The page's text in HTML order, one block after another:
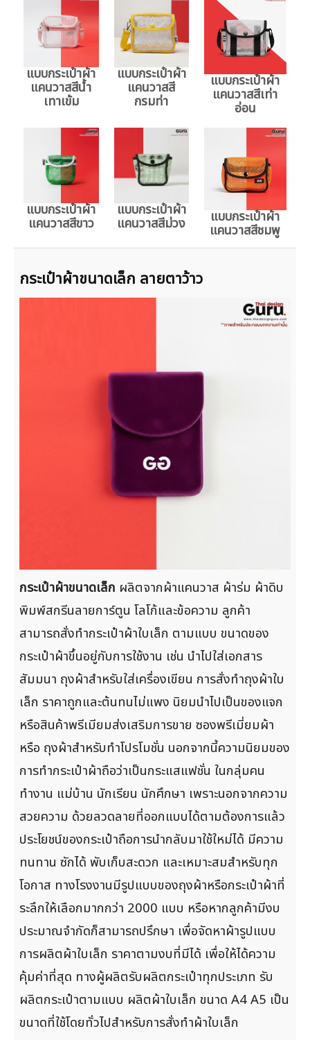
แบบกระเป๋าผ้า
แคนวาสสีน้ำ
เทาเข้ม
แบบกระเป๋าผ้า
แคนวาสสี
กรมท่า
แบบกระเป๋าผ้า
แคนวาสสีเท่า
อ่อน
แบบกระเป๋าผ้า
แคนวาสสีขาว
แบบกระเป๋าผ้า
แคนวาสสีม่วง แบบกระเป๋าผ้า
แคนวาสสีชมพู
กระเป๋าผ้าขนาดเล็ก ลายตาว้าว
กระเป๋าผ้าขนาดเล็ก ผลิตจากผ้าแคนวาส ผ้าร่ม ผ้าดิบ
พิมพ์สกรีนลายการ์ตูน โลโก้และข้อความ ลูกค้า
สามารถสั่งทำกระเป๋าผ้าใบเล็ก ตามแบบ ขนาดของ
กระเป๋าผ้าขึ้นอยู่กับการใช้งาน เช่น นำไปใส่เอกสาร
สัมมนา ถุงผ้าสำหรับใส่เครื่องเขียน การสั่งทำถุงผ้าใบ
เล็ก ราคาถูกและต้นทนไม่แพง นิยมนำไปเป็นของแจก
หรือสินค้าพรีเมียมส่งเสริมการขาย ซองพรีเมี่ยมผ้า
หรือ ถุงผ้าสำหรับทำโปรโมชั่น นอกจากนี้ความนิยมของ
การทำกระเป๋าผ้าถือว่าเป็นกระแสแฟชั่น ในกลุ่มคน
ทำงาน แม่บ้าน นักเรียน นักศึกษา เพราะนอกจากความ
สวยความ ด้วยลวดลายที่ออกแบบได้ตามต้องการแล้ว
ประโยชน์ของกระเป๋าถือการนำกลับมาใช้ใหม่ได้ มีความ
ทนทาน ซักได้ พับเก็บสะดวก และเหมาะสมสำหรับทุก
โอกาส ทางโรงงานมีรูปแบบของถุงผ้าหรือกระเป๋าผ้าที่
ระลึกให้เลือกมากกว่า 2000 แบบ หรือหากลูกค้ามีงบ
ประมาณจำกัดก็สามารถปรึกษา เพื่อจัดหาผ้ารูปแบบ
การผลิตผ้าใบเล็ก ราคาตามงบที่มีได้ เพื่อให้ได้ความ
คุ้มค่าที่สุด ทางผู้ผลิตรับผลิตกระเป๋าทุกประเภท รับ
ผลิตกระเป๋าตามแบบ ผลิตผ้าใบเล็ก ขนาด A4 A5 เป็น
ขนาดที่ใช้โดยทั่วไปสำหรับการสั่งทำผ้าใบเล็ก